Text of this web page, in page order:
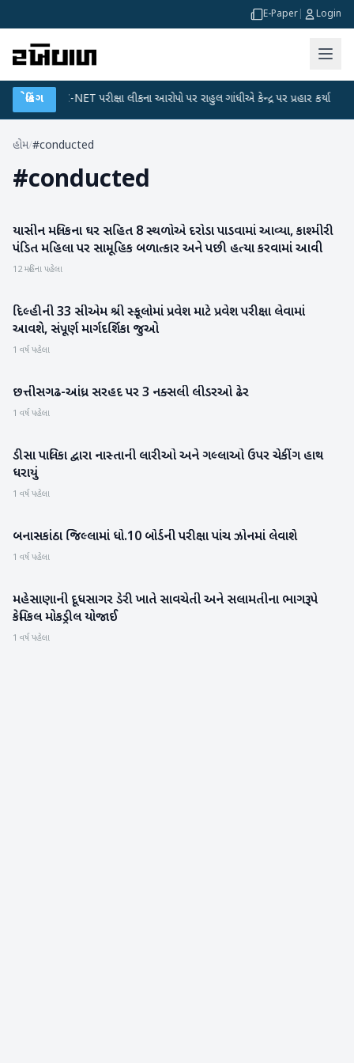
E-Paper Login
બ્રેકિંગUGC-NET પરીક્ષા લીકના આરોપો પર રાહુલ ગાંધીએ કેન્દ્ર પર પ્રહાર કર્યા ●
હોમ/#conducted
#conducted
રાષ્ટ્રીય
યાસીન મલિકના ઘર સહિત 8 સ્થળોએ દરોડા પાડવામાં આવ્યા, કાશ્મીરી
પંડિત મહિલા પર સામૂહિક બળાત્કાર અને પછી હત્યા કરવામાં આવી
12 મહિના પહેલા
રાષ્ટ્રીય
દિલ્હીની 33 સીએમ શ્રી સ્કૂલોમાં પ્રવેશ માટે પ્રવેશ પરીક્ષા લેવામાં
આવશે, સંપૂર્ણ માર્ગદર્શિકા જુઓ
1 વર્ષ પહેલા
રાષ્ટ્રીય
છત્તીસગઢ-આંધ્ર સરહદ પર 3 નક્સલી લીડરઓ ઢેર
1 વર્ષ પહેલા
બનાસકાંઠા
ડીસા પાલિકા દ્વારા નાસ્તાની લારીઓ અને ગલ્લાઓ ઉપર ચેકીંગ હાથ
ધરાયું
1 વર્ષ પહેલા
બનાસકાંઠા
બનાસકાંઠા જિલ્લામાં ધો.10 બોર્ડની પરીક્ષા પાંચ ઝોનમાં લેવાશે
1 વર્ષ પહેલા
મહેસાણા
મહેસાણાની દૂધસાગર ડેરી ખાતે સાવચેતી અને સલામતીના ભાગરૂપે
કેમિકલ મોકડ્રીલ યોજાઈ
1 વર્ષ પહેલા